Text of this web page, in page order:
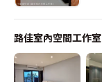
路佳室內空間工作室